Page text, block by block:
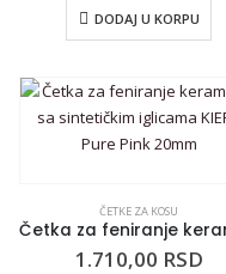
DODAJ U KORPU
ČETKE ZA KOSU
1.710,00 RSD